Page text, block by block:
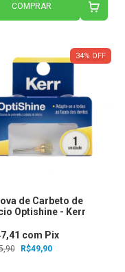
COMPRAR
34% OFF
de Carbeto de
Optishine - Kerr
R$49,90
com Pix